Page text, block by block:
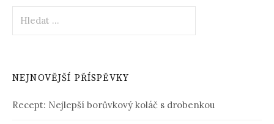
NEJNOVĚJŠÍ PŘÍSPĚVKY
Recept: Nejlepší borůvkový koláč s drobenkou